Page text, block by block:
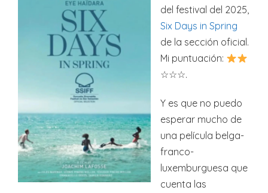
del festival del 2025,
Six Days in Spring
de la sección oficial.
Mi puntuación:
☆☆☆.
Y es que no puedo
esperar mucho de
una película belga-
franco-
luxemburguesa que
cuenta las